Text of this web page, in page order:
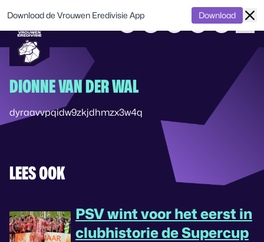
DIONNE VAN DER WAL
dyraavvpqidw9zkjdhmzx3w4q
LEES OOK
PSV wint voor het eerst in
clubhistorie de Supercup
Download de Vrouwen Eredivisie App Download